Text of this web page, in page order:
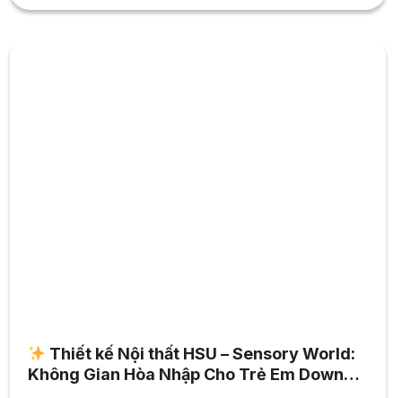
Thiết kế Nội thất HSU – Sensory World:
Không Gian Hòa Nhập Cho Trẻ Em Down